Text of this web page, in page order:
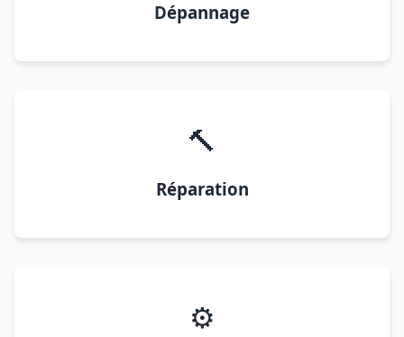
Dépannage
🔨
Réparation
⚙️